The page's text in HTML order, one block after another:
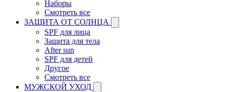
Наборы
Смотреть все
ЗАЩИТА ОТ СОЛНЦА
SPF для лица
Защита для тела
After sun
SPF для детей
Другое
Смотреть все
МУЖСКОЙ УХОД